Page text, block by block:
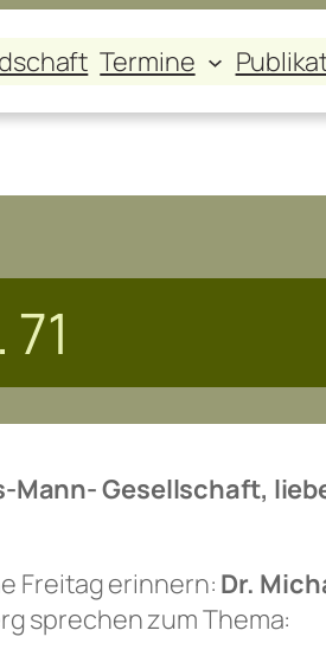
Termine
Mann- Gesellschaft,
Freitag erinnern: Dr.
sprechen zum Thema: